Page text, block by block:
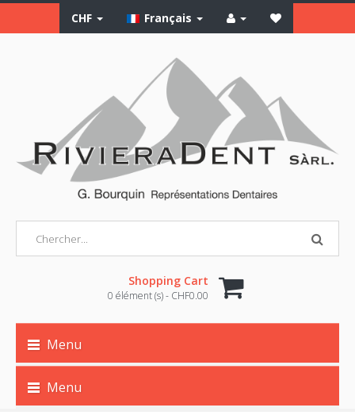
CHF Français
Shopping Cart
0 élément (s) - CHF0.00
Menu
Menu